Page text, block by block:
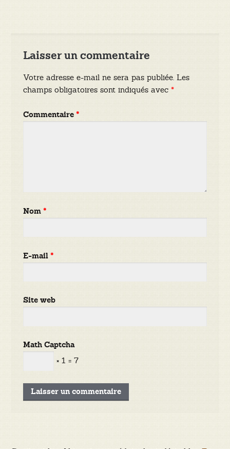
Laisser un commentaire
Votre adresse e-mail ne sera pas publiée. Les
champs obligatoires sont indiqués avec*
Commentaire*
Nom*
E-mail*
Site web
Math Captcha
× 1 = 7